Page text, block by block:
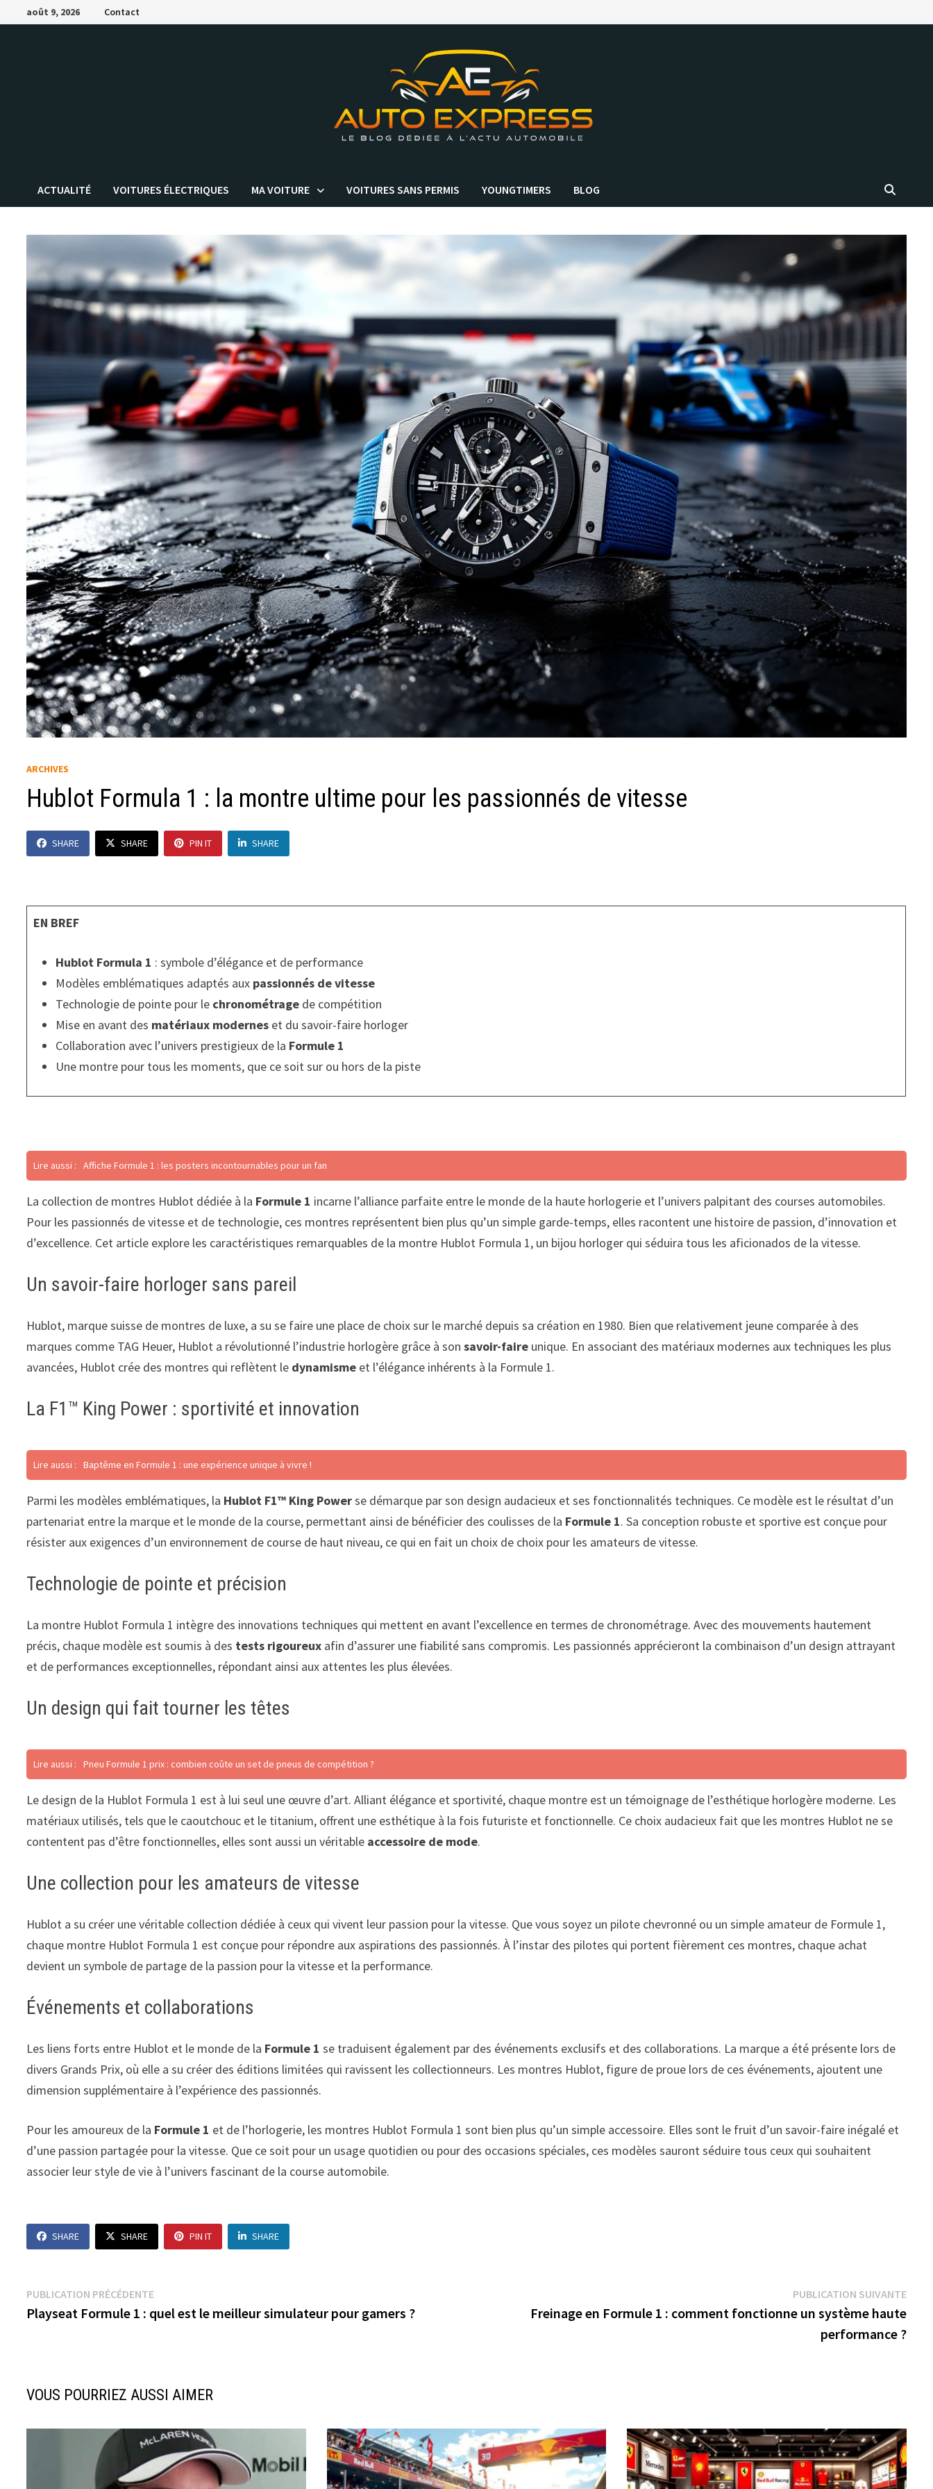
Passer
au
août 9, 2026 Contact
ACTUALITÉ VOITURES ÉLECTRIQUES MA VOITURE VOITURES SANS PERMIS YOUNGTIMERS BLOG
ARCHIVES
Hublot Formula 1 : la montre ultime pour les passionnés de vitesse
SHARE SHARE PIN IT SHARE
EN BREF
Hublot Formula 1 : symbole d’élégance et de performance
Modèles emblématiques adaptés aux passionnés de vitesse
Technologie de pointe pour le chronométrage de compétition
Mise en avant des matériaux modernes et du savoir-faire horloger
Collaboration avec l’univers prestigieux de la Formule 1
Une montre pour tous les moments, que ce soit sur ou hors de la piste
Lire aussi : Affiche Formule 1 : les posters incontournables pour un fan
La collection de montres Hublot dédiée à la Formule 1 incarne l’alliance parfaite entre le monde de la haute horlogerie et l’univers palpitant des courses automobiles.
Pour les passionnés de vitesse et de technologie, ces montres représentent bien plus qu’un simple garde-temps, elles racontent une histoire de passion, d’innovation et
d’excellence. Cet article explore les caractéristiques remarquables de la montre Hublot Formula 1, un bijou horloger qui séduira tous les aficionados de la vitesse.
Un savoir-faire horloger sans pareil
Hublot, marque suisse de montres de luxe, a su se faire une place de choix sur le marché depuis sa création en 1980. Bien que relativement jeune comparée à des
marques comme TAG Heuer, Hublot a révolutionné l’industrie horlogère grâce à sonsavoir-faire unique. En associant des matériaux modernes aux techniques les plus
avancées, Hublot crée des montres qui reflètent le dynamisme et l’élégance inhérents à la Formule 1.
La F1™ King Power : sportivité et innovation
Lire aussi : Baptême en Formule 1 : une expérience unique à vivre !
Parmi les modèles emblématiques, la Hublot F1™ King Powerse démarque par son design audacieux et ses fonctionnalités techniques. Ce modèle est le résultat d’un
partenariat entre la marque et le monde de la course, permettant ainsi de bénéficier des coulisses de la Formule 1. Sa conception robuste et sportive est conçue pour
résister aux exigences d’un environnement de course de haut niveau, ce qui en fait un choix de choix pour les amateurs de vitesse.
Technologie de pointe et précision
La montre Hublot Formula 1 intègre des innovations techniques qui mettent en avant l’excellence en termes de chronométrage. Avec des mouvements hautement
précis, chaque modèle est soumis à des tests rigoureux afin d’assurer une fiabilité sans compromis. Les passionnés apprécieront la combinaison d’un design attrayant
et de performances exceptionnelles, répondant ainsi aux attentes les plus élevées.
Un design qui fait tourner les têtes
Lire aussi : Pneu Formule 1 prix : combien coûte un set de pneus de compétition ?
Le design de la Hublot Formula 1 est à lui seul une œuvre d’art. Alliant élégance et sportivité, chaque montre est un témoignage de l’esthétique horlogère moderne. Les
matériaux utilisés, tels que le caoutchouc et le titanium, offrent une esthétique à la fois futuriste et fonctionnelle. Ce choix audacieux fait que les montres Hublot ne se
contentent pas d’être fonctionnelles, elles sont aussi un véritable accessoire de mode.
Une collection pour les amateurs de vitesse
Hublot a su créer une véritable collection dédiée à ceux qui vivent leur passion pour la vitesse. Que vous soyez un pilote chevronné ou un simple amateur de Formule 1,
chaque montre Hublot Formula 1 est conçue pour répondre aux aspirations des passionnés. À l’instar des pilotes qui portent fièrement ces montres, chaque achat
devient un symbole de partage de la passion pour la vitesse et la performance.
Événements et collaborations
Les liens forts entre Hublot et le monde de la Formule 1 se traduisent également par des événements exclusifs et des collaborations. La marque a été présente lors de
divers Grands Prix, où elle a su créer des éditions limitées qui ravissent les collectionneurs. Les montres Hublot, figure de proue lors de ces événements, ajoutent une
dimension supplémentaire à l’expérience des passionnés.
Pour les amoureux de la Formule 1 et de l’horlogerie, les montres Hublot Formula 1 sont bien plus qu’un simple accessoire. Elles sont le fruit d’un savoir-faire inégalé et
d’une passion partagée pour la vitesse. Que ce soit pour un usage quotidien ou pour des occasions spéciales, ces modèles sauront séduire tous ceux qui souhaitent
associer leur style de vie à l’univers fascinant de la course automobile.
SHARE SHARE PIN IT SHARE
Navigation
de
PUBLICATION PRÉCÉDENTEPublication
précédente :
Playseat Formule 1 : quel est le meilleur simulateur pour gamers ?
PUBLICATION SUIVANTE
Freinage en Formule 1 : comment fonctionne un système haute
performance ?
VOUS POURRIEZ AUSSI AIMER